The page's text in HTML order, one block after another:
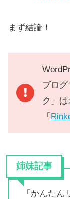
まず結論！
ブロ
ク」は
「
姉妹記事
「かんた